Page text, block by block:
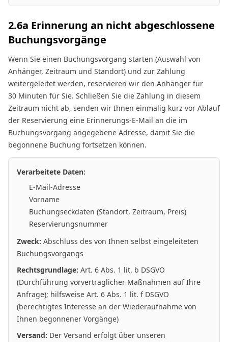
2.6a Erinnerung an nicht abgeschlossene
Buchungsvorgänge
Wenn Sie einen Buchungsvorgang starten (Auswahl von
Anhänger, Zeitraum und Standort) und zur Zahlung
weitergeleitet werden, reservieren wir den Anhänger für
30 Minuten für Sie. Schließen Sie die Zahlung in diesem
Zeitraum nicht ab, senden wir Ihnen einmalig kurz vor Ablauf
der Reservierung eine Erinnerungs-E-Mail an die im
Buchungsvorgang angegebene Adresse, damit Sie die
begonnene Buchung fortsetzen können.
Verarbeitete Daten:
E-Mail-Adresse
Vorname
Buchungseckdaten (Standort, Zeitraum, Preis)
Reservierungsnummer
Zweck: Abschluss des von Ihnen selbst eingeleiteten
Buchungsvorgangs
Rechtsgrundlage: Art. 6 Abs. 1 lit. b DSGVO
(Durchführung vorvertraglicher Maßnahmen auf Ihre
Anfrage); hilfsweise Art. 6 Abs. 1 lit. f DSGVO
(berechtigtes Interesse an der Wiederaufnahme von
Ihnen begonnener Vorgänge)
Versand: Der Versand erfolgt über unseren